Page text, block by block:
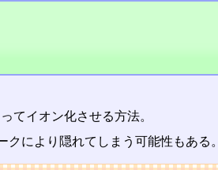
てイオン化させる方法。
により隠れてしまう可能性もある。